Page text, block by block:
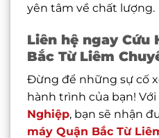
yên tâm về chất lượng.
Liên hệ ngay Cứu
Bắc Từ Liêm
Đừng để những sự cố
hành trình của bạn! Với
Nghiệp, bạn sẽ nhận
máy Quận Bắc Từ